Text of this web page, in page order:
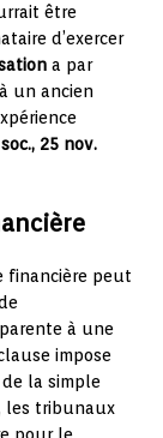
être
d’exercer
a par
un ancien
25 nov.
financière peut
à une
impose
la simple
les tribunaux
pour le